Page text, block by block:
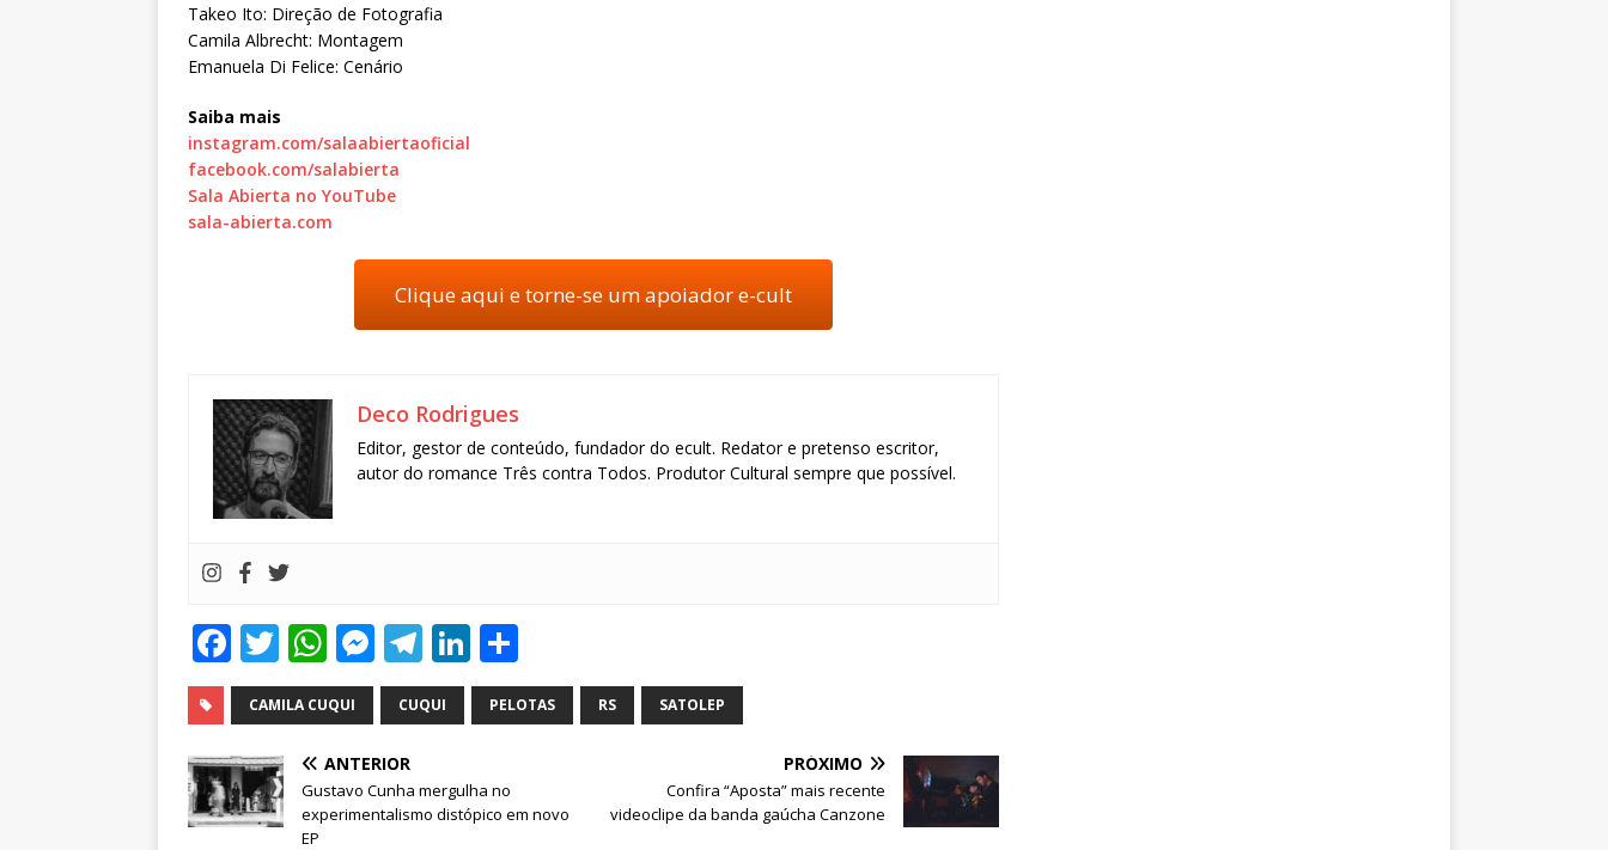
Takeo Ito: Direção de Fotografia
Camila Albrecht: Montagem
Emanuela Di Felice: Cenário
Saiba mais
instagram.com/salaabiertaoficial
facebook.com/salabierta
Sala Abierta no YouTube
sala-abierta.com
Clique aqui e torne-se um apoiador e-cult
Deco Rodrigues
Editor, gestor de conteúdo, fundador do ecult. Redator e pretenso escritor,
autor do romance Três contra Todos. Produtor Cultural sempre que possível.
F
a
c
e
b
o
T
w
it
te
r
W
h
at
s
A
p
M
e
ss
e
n
g
T
el
e
ra
m
Li
n
k
dI
n
h
ar
CAMILA CUQUI CUQUI PELOTAS RS SATOLEP
ANTERIOR
Gustavo Cunha mergulha no
experimentalismo distópico em novo
EP
PRÓXIMO
Confira “Aposta” mais recente
videoclipe da banda gaúcha Canzone